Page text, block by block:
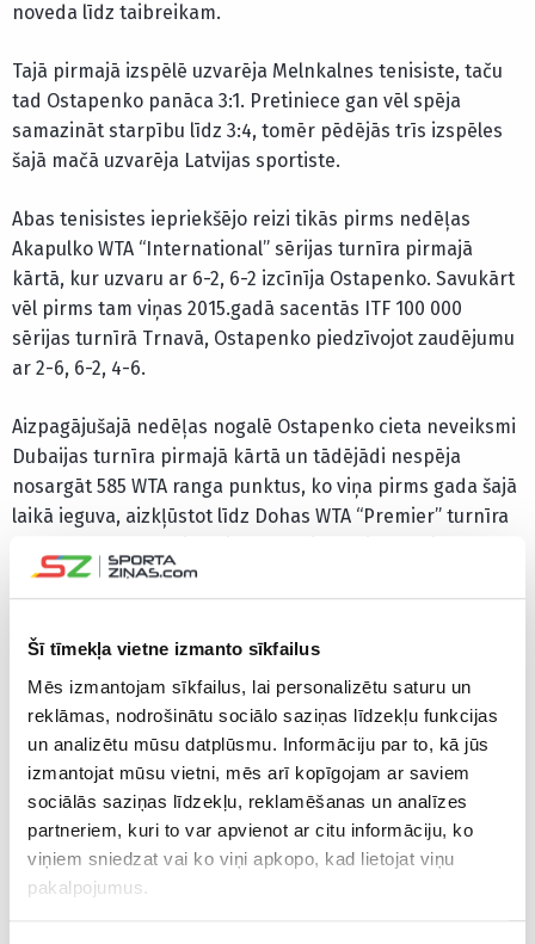
Šī tīmekļa vietne izmanto sīkfailus
Mēs izmantojam sīkfailus, lai personalizētu saturu un
reklāmas, nodrošinātu sociālo saziņas līdzekļu funkcijas
un analizētu mūsu datplūsmu. Informāciju par to, kā jūs
izmantojat mūsu vietni, mēs arī kopīgojam ar saviem
sociālās saziņas līdzekļu, reklamēšanas un analīzes
partneriem, kuri to var apvienot ar citu informāciju, ko
viņiem sniedzat vai ko viņi apkopo, kad lietojat viņu
pakalpojumus.
noveda līdz taibreikam.
Tajā pirmajā izspēlē uzvarēja Melnkalnes tenisiste, taču
tad Ostapenko panāca 3:1. Pretiniece gan vēl spēja
samazināt starpību līdz 3:4, tomēr pēdējās trīs izspēles
šajā mačā uzvarēja Latvijas sportiste.
Abas tenisistes iepriekšējo reizi tikās pirms nedēļas
Akapulko WTA “International” sērijas turnīra pirmajā
kārtā, kur uzvaru ar 6-2, 6-2 izcīnīja Ostapenko. Savukārt
vēl pirms tam viņas 2015.gadā sacentās ITF 100 000
sērijas turnīrā Trnavā, Ostapenko piedzīvojot zaudējumu
ar 2-6, 6-2, 4-6.
Aizpagājušajā nedēļas nogalē Ostapenko cieta neveiksmi
Dubaijas turnīra pirmajā kārtā un tādējādi nespēja
nosargāt 585 WTA ranga punktus, ko viņa pirms gada šajā
laikā ieguva, aizkļūstot līdz Dohas WTA “Premier” turnīra
rangā no 34.pozīcijas uz 71. Tomēr pagājušajā nedēļā
Ostapenko mačā ar Koviniču pārtrauca trīs zaudējumu
sēriju, turpinājumā svinot vēl vienu panākumu un
apstājoties Akapulko turnīra ceturtdaļfinālā.
Ostapenko WTA rangā var sākt jaunu augšupeju, jo
nākamie lielie punkti viņai jāaizstāv vien aprīļa sākumā,
kad viņa pirms gada sasniedza pusfinālu Katovices WTA
“International” turnīrā. Ostapenko pērn Indianvelsas
pirmajā nedēļā turnīros nestartēja, bet otrajā nedēļā
zaudēja Sanantonio “WTA 125” sērijas turnīra pirmajā
kārtā.